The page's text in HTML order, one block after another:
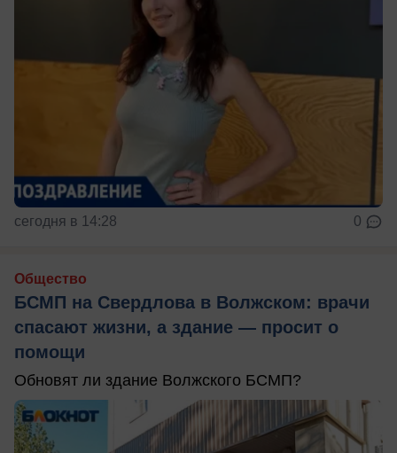
сегодня в 14:28 0
Общество
БСМП на Свердлова в Волжском: врачи
спасают жизни, а здание — просит о
помощи
Обновят ли здание Волжского БСМП?